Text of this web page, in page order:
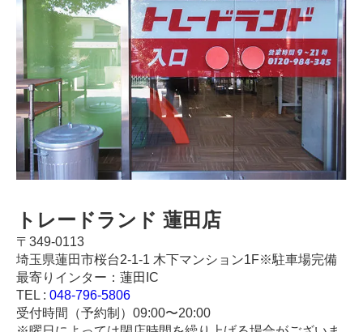
トレードランド 蓮田店
〒349-0113
埼玉県蓮田市桜台2-1-1 木下マンション1F※駐車場完備
最寄りインター：蓮田IC
TEL : 048-796-5806
受付時間（予約制）09:00〜20:00